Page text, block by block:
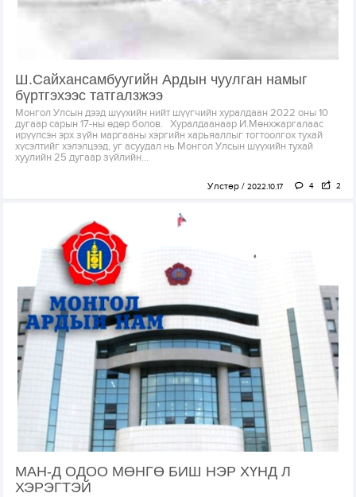
Ш.Сайхансамбуугийн Ардын чуулган намыг
бүртгэхээс татгалзжээ
Монгол Улсын дээд шүүхийн нийт шүүгчийн хуралдаан 2022 оны 10
дугаар сарын 17-ны өдөр болов. Хуралдаанаар И.Мөнхжаргалаас
ирүүлсэн эрх зүйн маргааны хэргийн харьяаллыг тогтоолгох тухай
хүсэлтийг хэлэлцээд, уг асуудал нь Монгол Улсын шүүхийн тухай
хуулийн 25 дугаар зүйлийн...
Улстөр 2022.10.17 4 2
МАН-Д ОДОО МӨНГӨ БИШ НЭР ХҮНД Л
ХЭРЭГТЭЙ